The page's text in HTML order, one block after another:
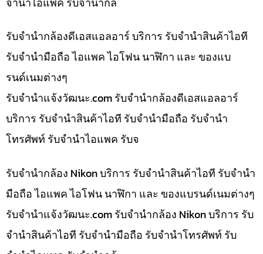
รับจำนำกล้องดีเอสแอลอาร์ บริการ รับจำนำสินค้าไอที
รับจำนำมือถือ ไอแพค ไอโฟน นาฬิกา และ ของแบ
รนด์เนมต่างๆ
รับจํานําแจ้งวัฒนะ.com รับจำนำกล้องดีเอสแอลอาร์
บริการ รับจำนำสินค้าไอที รับจำนำมือถือ รับจำนำ
โทรศัพท์ รับจำนำไอแพค รับจ
รับจำนำกล้อง Nikon บริการ รับจำนำสินค้าไอที รับจำนำ
มือถือ ไอแพค ไอโฟน นาฬิกา และ ของแบรนด์เนมต่างๆ
รับจํานําแจ้งวัฒนะ.com รับจำนำกล้อง Nikon บริการ รับ
จำนำสินค้าไอที รับจำนำมือถือ รับจำนำโทรศัพท์ รับ